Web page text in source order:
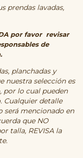
prendas lavadas,
por favor revisar
de
planchadas y
nuestra selección es
por lo cual pueden
Cualquier detalle
será mencionado en
que NO
talla, REVISA la